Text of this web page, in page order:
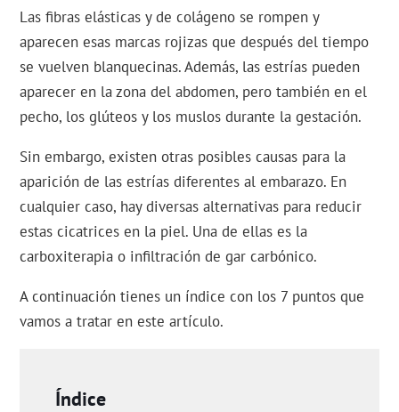
Las fibras elásticas y de colágeno se rompen y
aparecen esas marcas rojizas que después del tiempo
se vuelven blanquecinas. Además, las estrías pueden
aparecer en la zona del abdomen, pero también en el
pecho, los glúteos y los muslos durante la gestación.
Sin embargo, existen otras posibles causas para la
aparición de las estrías diferentes al embarazo. En
cualquier caso, hay diversas alternativas para reducir
estas cicatrices en la piel. Una de ellas es la
carboxiterapia o infiltración de gar carbónico.
A continuación tienes un índice con los 7 puntos que
vamos a tratar en este artículo.
Índice